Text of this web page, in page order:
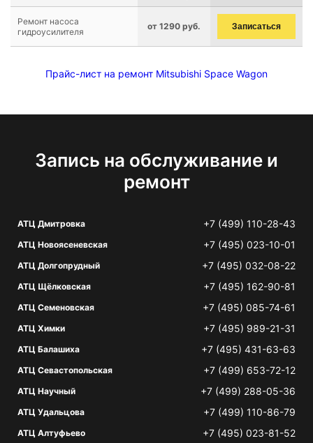
Ремонт насоса
гидроусилителя
от 1290 руб. Записаться
Прайс-лист на ремонт Mitsubishi Space Wagon
Запись на обслуживание и
ремонт
АТЦ Дмитровка +7 (499) 110-28-43
АТЦ Новоясеневская +7 (495) 023-10-01
АТЦ Долгопрудный +7 (495) 032-08-22
АТЦ Щёлковская +7 (495) 162-90-81
АТЦ Семеновская +7 (495) 085-74-61
АТЦ Химки +7 (495) 989-21-31
АТЦ Балашиха +7 (495) 431-63-63
АТЦ Севастопольская +7 (499) 653-72-12
АТЦ Научный +7 (499) 288-05-36
АТЦ Удальцова +7 (499) 110-86-79
АТЦ Алтуфьево +7 (495) 023-81-52